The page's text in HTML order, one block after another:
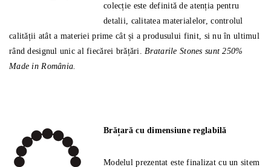
colecție este definită de atenția pentru
detalii, calitatea materialelor, controlul
calității atât a materiei prime cât și a produsului finit, si nu în ultimul
rând designul unic al fiecărei brățări.Bratarile Stones sunt 250%
Made in România.
Brățară cu dimensiune reglabilă
Modelul prezentat este finalizat cu un sitem